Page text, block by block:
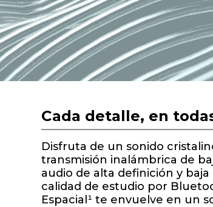
Cada detalle, en
Disfruta de un sonido
transmisión inalámbrica de
audio de alta definición y
calidad de estudio por
Espacial¹ te envuelve en un